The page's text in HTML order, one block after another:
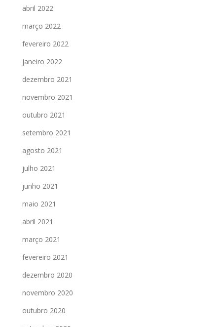
abril 2022
março 2022
fevereiro 2022
janeiro 2022
dezembro 2021
novembro 2021
outubro 2021
setembro 2021
agosto 2021
julho 2021
junho 2021
maio 2021
abril 2021
março 2021
fevereiro 2021
dezembro 2020
novembro 2020
outubro 2020